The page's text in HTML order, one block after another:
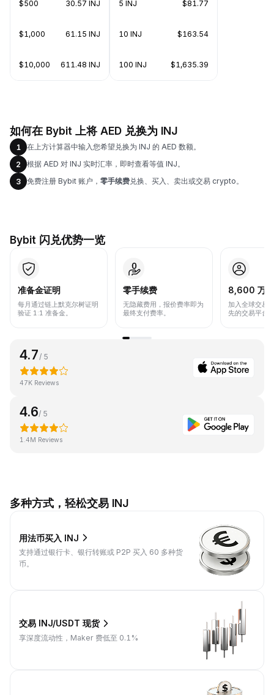
$500 30.57 INJ
$1,000 61.15 INJ
$10,000 611.48 INJ
5 INJ $81.77
10 INJ $163.54
100 INJ $1,635.39
如何在 Bybit 上将 AED 兑换为 INJ
1
在上方计算器中输入您希望兑换为 INJ 的 AED 数额。
2
根据 AED 对 INJ 实时汇率，即时查看等值 INJ。
3
免费注册 Bybit 账户， 零手续费 兑换、买入、卖出或交易 crypto。
Bybit 闪兑优势一览
准备金证明
每月通过链上默克尔树证明
验证 1:1 准备金。
零手续费
无隐藏费用，报价费率即为
最终支付费率。
8,600 万+
加入全球交易
先的交易平台
4.7/ 5
47K Reviews
4.6/ 5
1.4M Reviews
多种方式，轻松交易 INJ
用法币买入 INJ
支持通过银行卡、银行转账或 P2P 买入 60 多种货
币。
交易 INJ/USDT 现货
享深度流动性，Maker 费低至 0.1%